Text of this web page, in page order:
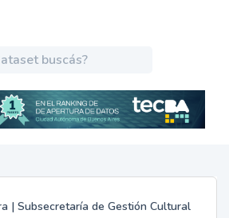
| Subsecretaría de Gestión Cultural